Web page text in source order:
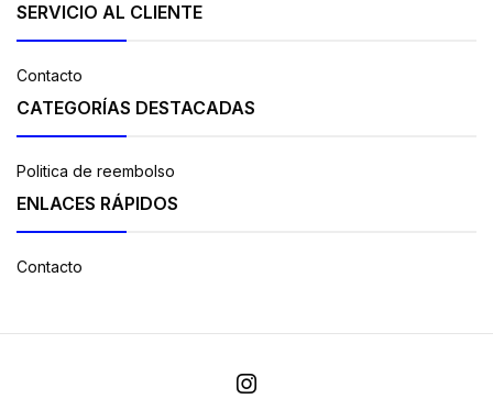
SERVICIO AL CLIENTE
Contacto
CATEGORÍAS DESTACADAS
Politica de reembolso
ENLACES RÁPIDOS
Contacto